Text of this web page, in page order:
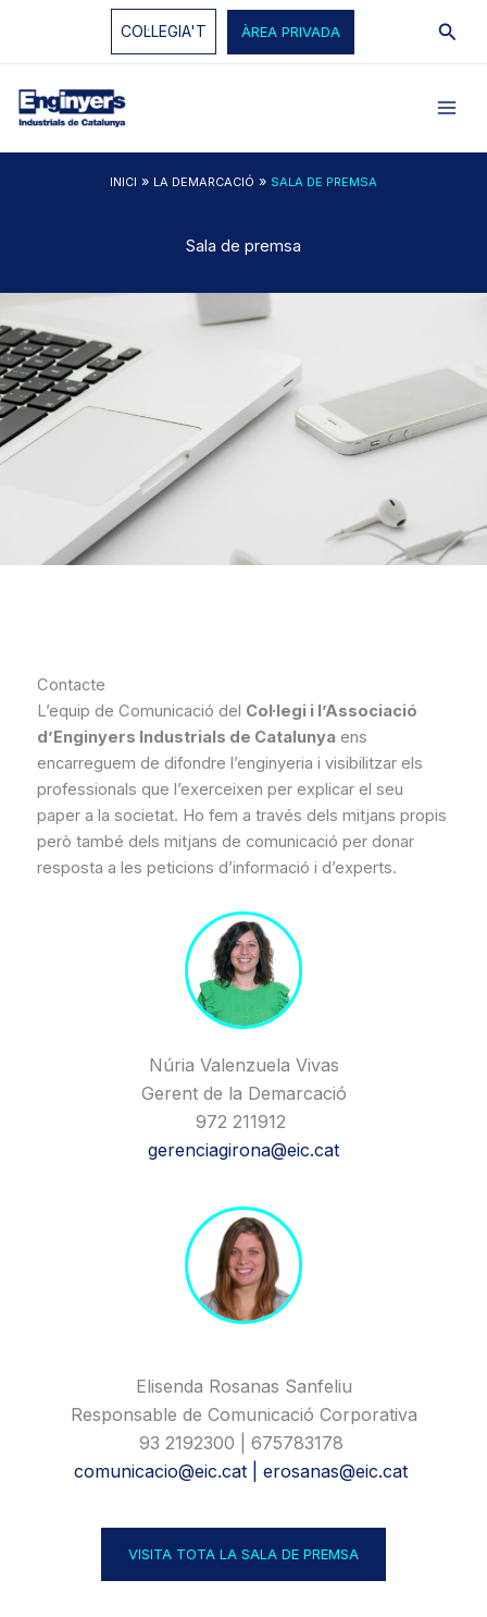
COL·LEGIA'T ÀREA PRIVADA
INICI » LA DEMARCACIÓ » SALA DE PREMSA
Sala de premsa
Contacte
L’equip de Comunicació del Col·legi i l’Associació
d’Enginyers Industrials de Catalunya ens
encarreguem de difondre l’enginyeria i visibilitzar els
professionals que l’exerceixen per explicar el seu
paper a la societat. Ho fem a través dels mitjans propis
però també dels mitjans de comunicació per donar
resposta a les peticions d’informació i d’experts.
Núria Valenzuela Vivas
Gerent de la Demarcació
972 211912
gerenciagirona@eic.cat
Elisenda Rosanas Sanfeliu
Responsable de Comunicació Corporativa
93 2192300 | 675783178
comunicacio@eic.cat
| erosanas@eic.cat
VISITA TOTA LA SALA DE PREMSA